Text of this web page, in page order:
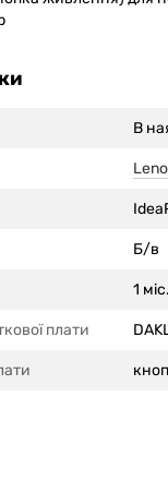
В
Б/в
1 міс.
плати